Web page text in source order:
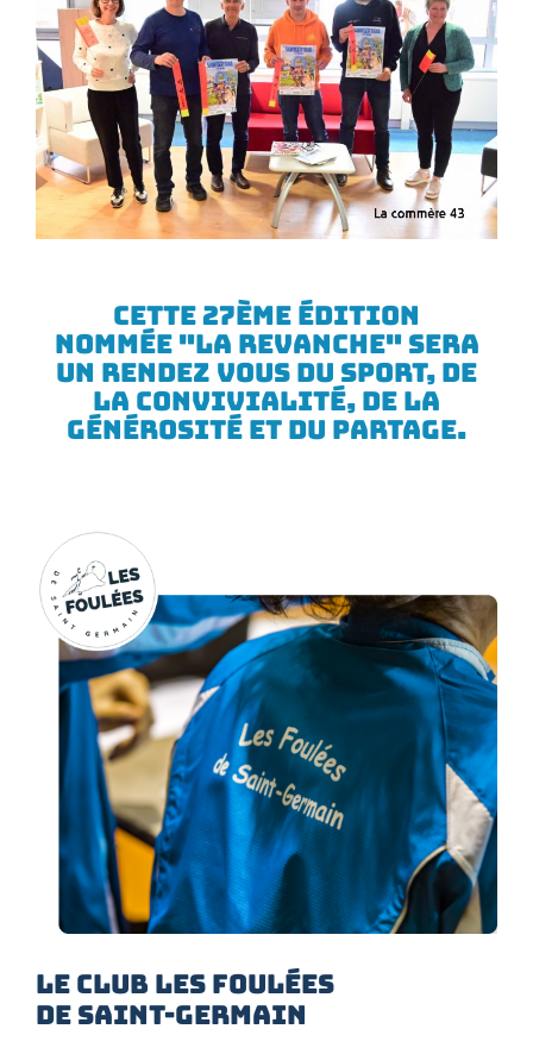
Cette 27ème édition
nommée "LA revanche" sera
un rendez vous du sport, de
la convivialité, de la
générosité et du partage.
LE CLUB LES FOULÉES
DE SAINT-GERMAIN